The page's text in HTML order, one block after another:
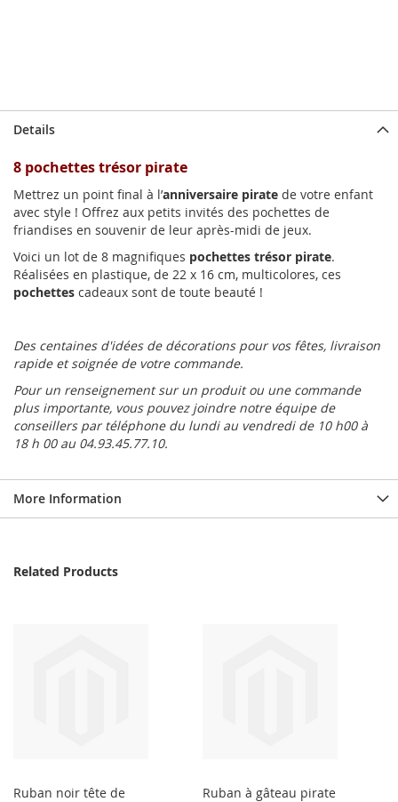
Details
8 pochettes trésor pirate
Mettrez un point final à l’anniversaire pirate de votre enfant
avec style ! Offrez aux petits invités des pochettes de
friandises en souvenir de leur après-midi de jeux.
Voici un lot de 8 magnifiques pochettes trésor pirate.
Réalisées en plastique, de 22 x 16 cm, multicolores, ces
pochettes cadeaux sont de toute beauté !
Des centaines d'idées de décorations pour vos fêtes, livraison
rapide et soignée de votre commande.
Pour un renseignement sur un produit ou une commande
plus importante, vous pouvez joindre notre équipe de
conseillers par téléphone du lundi au vendredi de 10 h00 à
18 h 00 au 04.93.45.77.10.
More Information
Related Products
Ruban noir tête de
Ruban à gâteau pirate